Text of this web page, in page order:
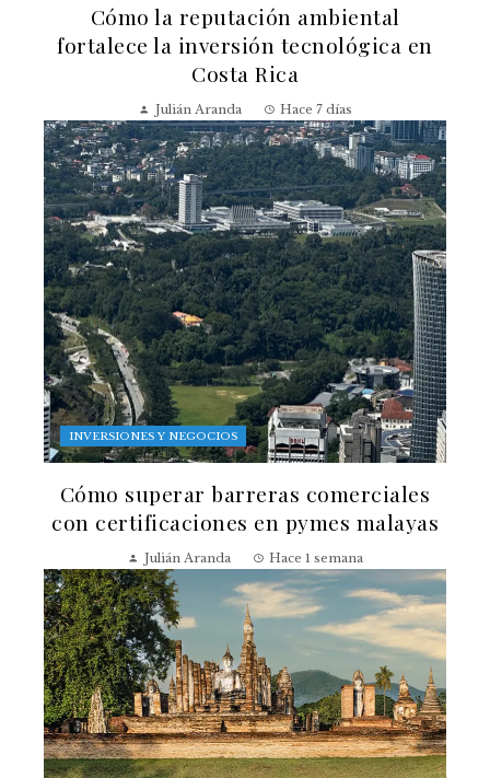
Cómo la reputación ambiental
fortalece la inversión tecnológica en
Costa Rica
Julián Aranda Hace 7 días
INVERSIONES Y NEGOCIOS
Cómo superar barreras comerciales
con certificaciones en pymes malayas
Julián Aranda Hace 1 semana